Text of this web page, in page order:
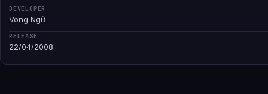
DEVELOPER
Vong Ngữ
RELEASE
22/04/2008